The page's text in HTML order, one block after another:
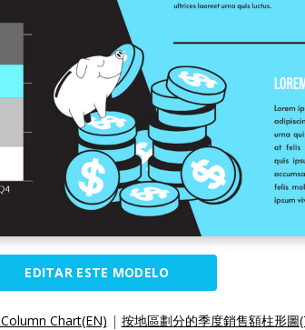
EDITAR ESTE MODELO
Chart(EN) | 按地區劃分的季度銷售額柱形圖